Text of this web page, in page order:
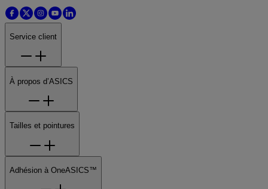
Service client
À propos d’ASICS
Tailles et pointures
Adhésion à OneASICS™